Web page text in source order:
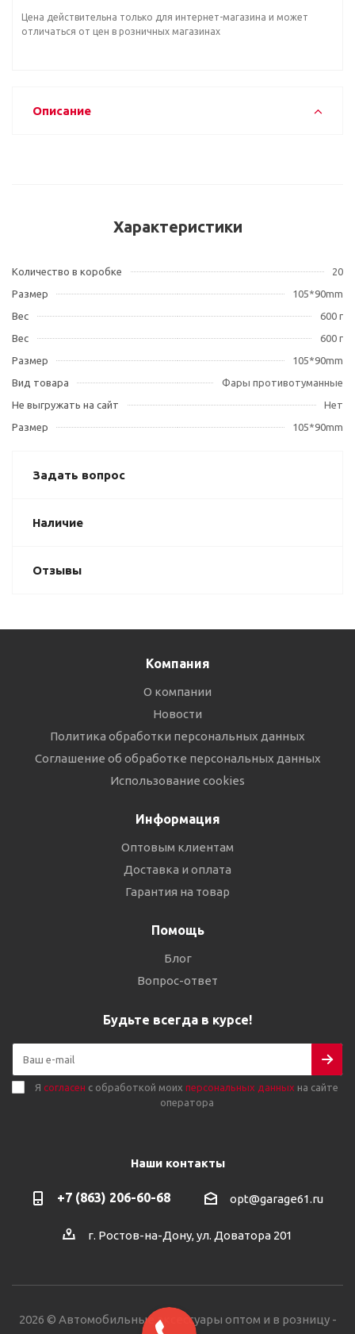
Цена действительна только для интернет-магазина и может
отличаться от цен в розничных магазинах
Описание
Характеристики
Количество в коробке
20
Размер
105*90mm
Вес
600 г
Вес
600 г
Размер
105*90mm
Вид товара
Фары противотуманные
Не выгружать на сайт
Нет
Размер
105*90mm
Задать вопрос
Наличие
Отзывы
Компания
О компании
Новости
Политика обработки персональных данных
Соглашение об обработке персональных данных
Использование cookies
Информация
Оптовым клиентам
Доставка и оплата
Гарантия на товар
Помощь
Блог
Вопрос-ответ
Будьте всегда в курсе!
Я согласен с обработкой моих персональных данных на сайте
оператора
Наши контакты
+7 (863) 206-60-68 opt@garage61.ru
г. Ростов-на-Дону, ул. Доватора 201
2026 © Автомобильные аксессуары оптом и в розницу -